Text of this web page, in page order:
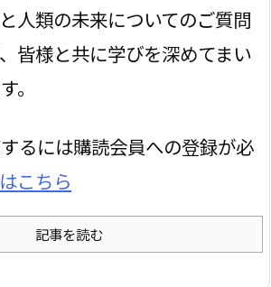
人類の未来についてのご質問
皆様と共に学びを深めてまい
。
るには購読会員への登録が必
こちら
記事を読む